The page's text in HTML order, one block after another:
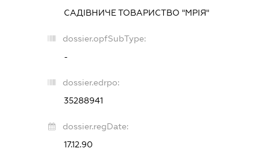
САДІВНИЧЕ ТОВАРИСТВО "МРІЯ"
dossier.opfSubType:
-
dossier.edrpo:
35288941
dossier.regDate:
17.12.90